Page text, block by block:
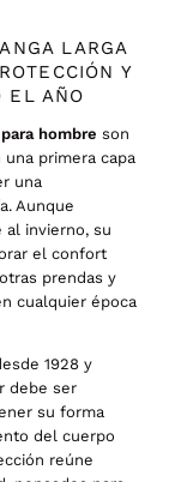
LARGA
Y
EL AÑO
hombre son
primera capa
una
Aunque
al invierno, su
el confort
prendas y
cualquier época
1928 y
debe ser
su forma
del cuerpo
reúne